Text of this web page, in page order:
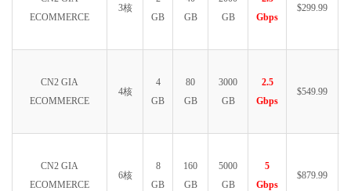
ECOMMERCE
3核
GB
GB
GB
Gbps
$299.99
CN2 GIA
ECOMMERCE
4核
4
GB
80
GB
3000
GB
2.5
Gbps
$549.99
CN2 GIA
ECOMMERCE
6核
8
GB
160
GB
5000
GB
5
Gbps
$879.99